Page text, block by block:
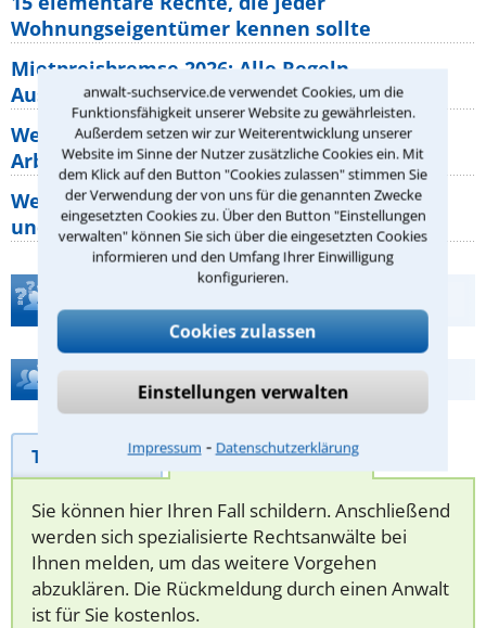
anwalt-suchservice.de verwendet Cookies, um die
Funktionsfähigkeit unserer Website zu gewährleisten.
Außerdem setzen wir zur Weiterentwicklung unserer
Website im Sinne der Nutzer zusätzliche Cookies ein. Mit
dem Klick auf den Button "Cookies zulassen" stimmen Sie
der Verwendung der von uns für die genannten Zwecke
eingesetzten Cookies zu. Über den Button "Einstellungen
verwalten" können Sie sich über die eingesetzten Cookies
informieren und den Umfang Ihrer Einwilligung
konfigurieren.
Cookies zulassen
Einstellungen verwalten
Impressum ⁃ Datenschutzerklärung
Wohnungseigentümer kennen sollte
Mietpreisbremse 2026: Alle Regeln,
Ausnahmen und Rechte für Mieter
Welche Regeln für Teilnahme, Urlaub,
Arbeitszeit gelten beim
Welche Rechte hat der Käufer eines Pferdes
und wie macht man sie
Hilfe bei Ihrer Anwaltsuche?
Telefonhilfe Beratungsanfrage
Sie können hier Ihren Fall schildern. Anschließend
werden sich spezialisierte Rechtsanwälte bei
Ihnen melden, um das weitere Vorgehen
abzuklären. Die Rückmeldung durch einen Anwalt
ist für Sie kostenlos.